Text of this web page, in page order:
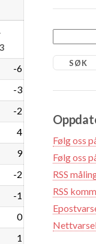
-6
-3
-2
4
9
-2
-1
0
1
Følg oss
Følg oss
RSS
RSS